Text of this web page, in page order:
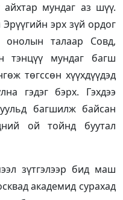
мундаг аз шүү.
эрх зүй ордог
онолын талаар Совд,
тэнцүү мундаг багш
төгссөн хүүхдүүдэд
гэдэг бэрх. Гэхдээ
багшилж байсан
ой тойнд буутал
зүтгэлээр бид маш
академид сурахад